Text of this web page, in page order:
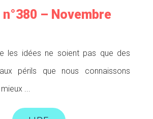
– Novembre
les idées ne soient pas que des
périls que nous connaissons
...